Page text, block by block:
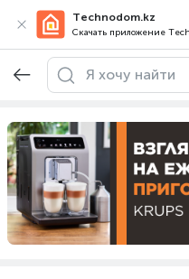
Technodom.kz
Скачать приложение